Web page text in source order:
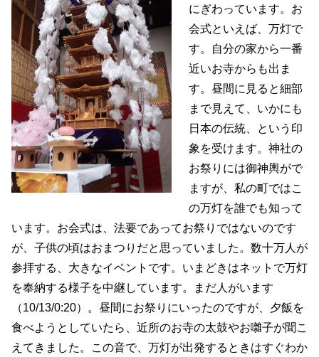
にぎわっています。お
会式といえば、万灯で
す。自分の家から一番
近いお寺からも出ま
す。昼間に見ると細部
まで見えて、いかにも
日本の伝統、という印
象を受けます。神社の
お祭りには御神輿がで
ますが、私の町ではこ
の万灯を誰でも知って
います。お会式は、法要であってお祭りではないのです
が、子供の頃はおまつりだと思っていました。数十万人が
参拝する、大きなイベントです。いまどきはネットで万灯
を奉納する様子を中継しています。まだ人がいます
（10/13/0:20）。昼間にお祭りにいったのですが、夕飯を
食べようとしていたら、近所のお寺の太鼓やお囃子が聞こ
えてきました。この音で、万灯が出発するときはすぐわか